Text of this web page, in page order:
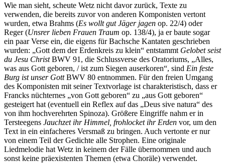
Wie man sieht, scheute Wetz nicht davor zurück, Texte zu
verwenden, die bereits zuvor von anderen Komponisten vertont
wurden, etwa Brahms (Es wollt gut Jäger jagen op. 22/4) oder
Reger (Unsrer lieben Frauen Traum op. 138/4), ja er baute sogar
ein paar Verse ein, die eigens für Bachsche Kantaten geschrieben
wurden: „Gott dem der Erdenkreis zu klein“ entstammt Gelobet seist
du Jesu ChristBWV 91, die Schlussverse des Oratoriums, „Alles,
was aus Gott geboren, / ist zum Siegen auserkoren“, sind Ein feste
Burg ist unser GottBWV 80 entnommen. Für den freien Umgang
des Komponisten mit seiner Textvorlage ist charakteristisch, dass er
Francks nüchternes „von Gott geboren“ zu „aus Gott geboren“
gesteigert hat (eventuell ein Reflex auf das „Deus sive natura“ des
von ihm hochverehrten Spinoza). Größere Eingriffe nahm er in
Tersteegens Jauchzet ihr Himmel, frohlocket ihr Erden vor, um den
Text in ein einfacheres Versmaß zu bringen. Auch vertonte er nur
von einem Teil der Gedichte alle Strophen. Eine originale
Liedmelodie hat Wetz in keinem der Fälle übernommen und auch
sonst keine präexistenten Themen (etwa Choräle) verwendet.